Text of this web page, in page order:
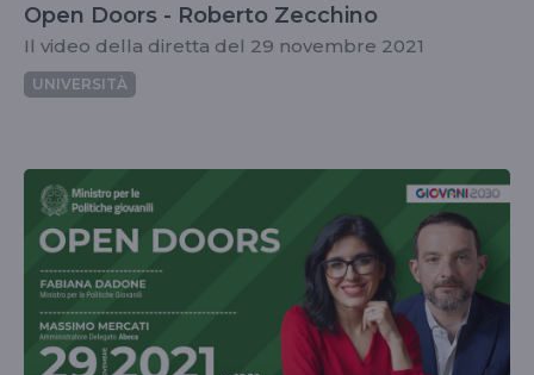
Open Doors - Roberto Zecchino
Il video della diretta del 29 novembre 2021
UNIVERSITÀ